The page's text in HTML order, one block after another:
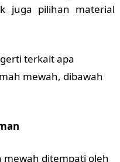
juga pilihan material
terkait apa
mewah, dibawah
ditempati oleh